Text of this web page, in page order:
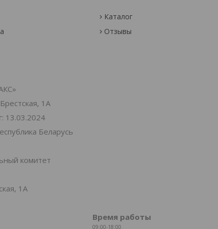
Каталог
Отзывы
1А
13.03.2024
Беларусь
комитет
1А
Время работы
09:00-18:00